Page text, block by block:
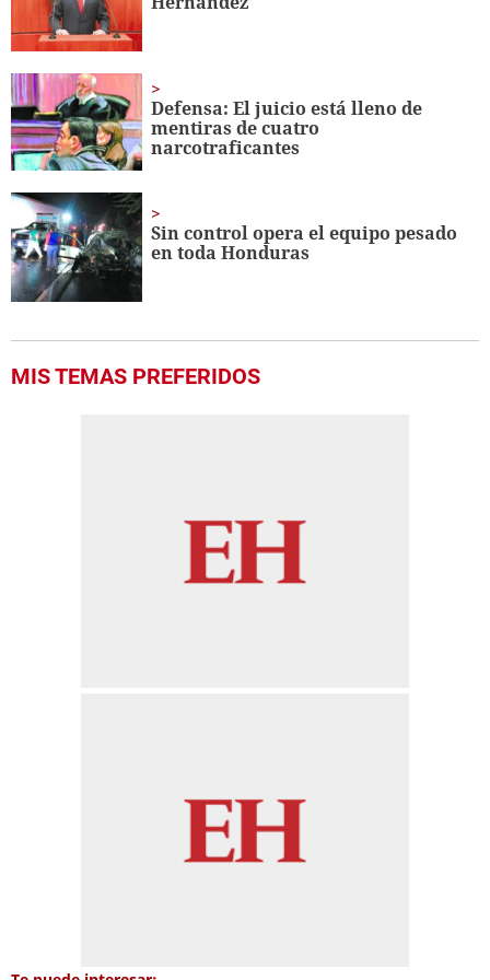
Defensa: El juicio está lleno de
mentiras de cuatro
narcotraficantes
Sin control opera el equipo pesado
en toda Honduras
MIS TEMAS PREFERIDOS